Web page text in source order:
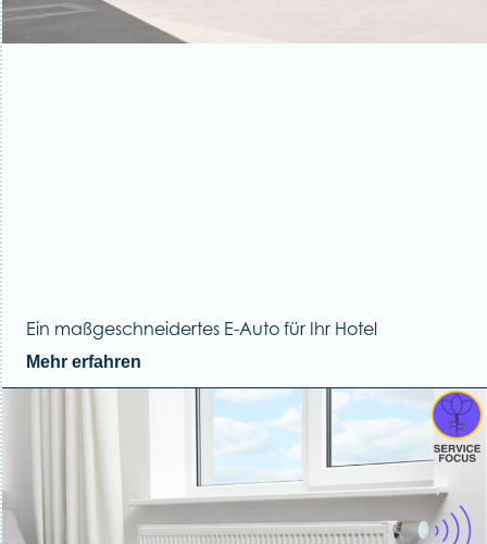
Ein maßgeschneidertes E-Auto für Ihr Hotel
Mehr erfahren